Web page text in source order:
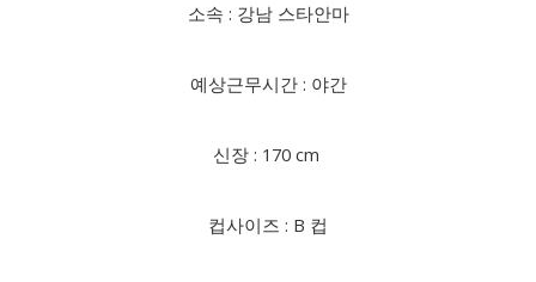
소속 : 강남 스타안마
예상근무시간 : 야간
신장 : 170 cm
컵사이즈 : B 컵